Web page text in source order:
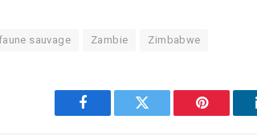
sauvage Zambie Zimbabwe
Facebook Twitter Pinterest